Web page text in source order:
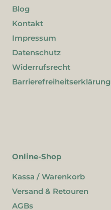
Blog
Kontakt
Impressum
Datenschutz
Widerrufsrecht
Barrierefreiheitserklärung
Online-Shop
Kassa / Warenkorb
Versand & Retouren
AGBs